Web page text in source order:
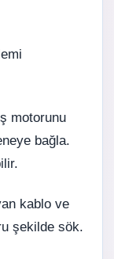
motorunu
bağla.
kablo ve
şekilde sök.